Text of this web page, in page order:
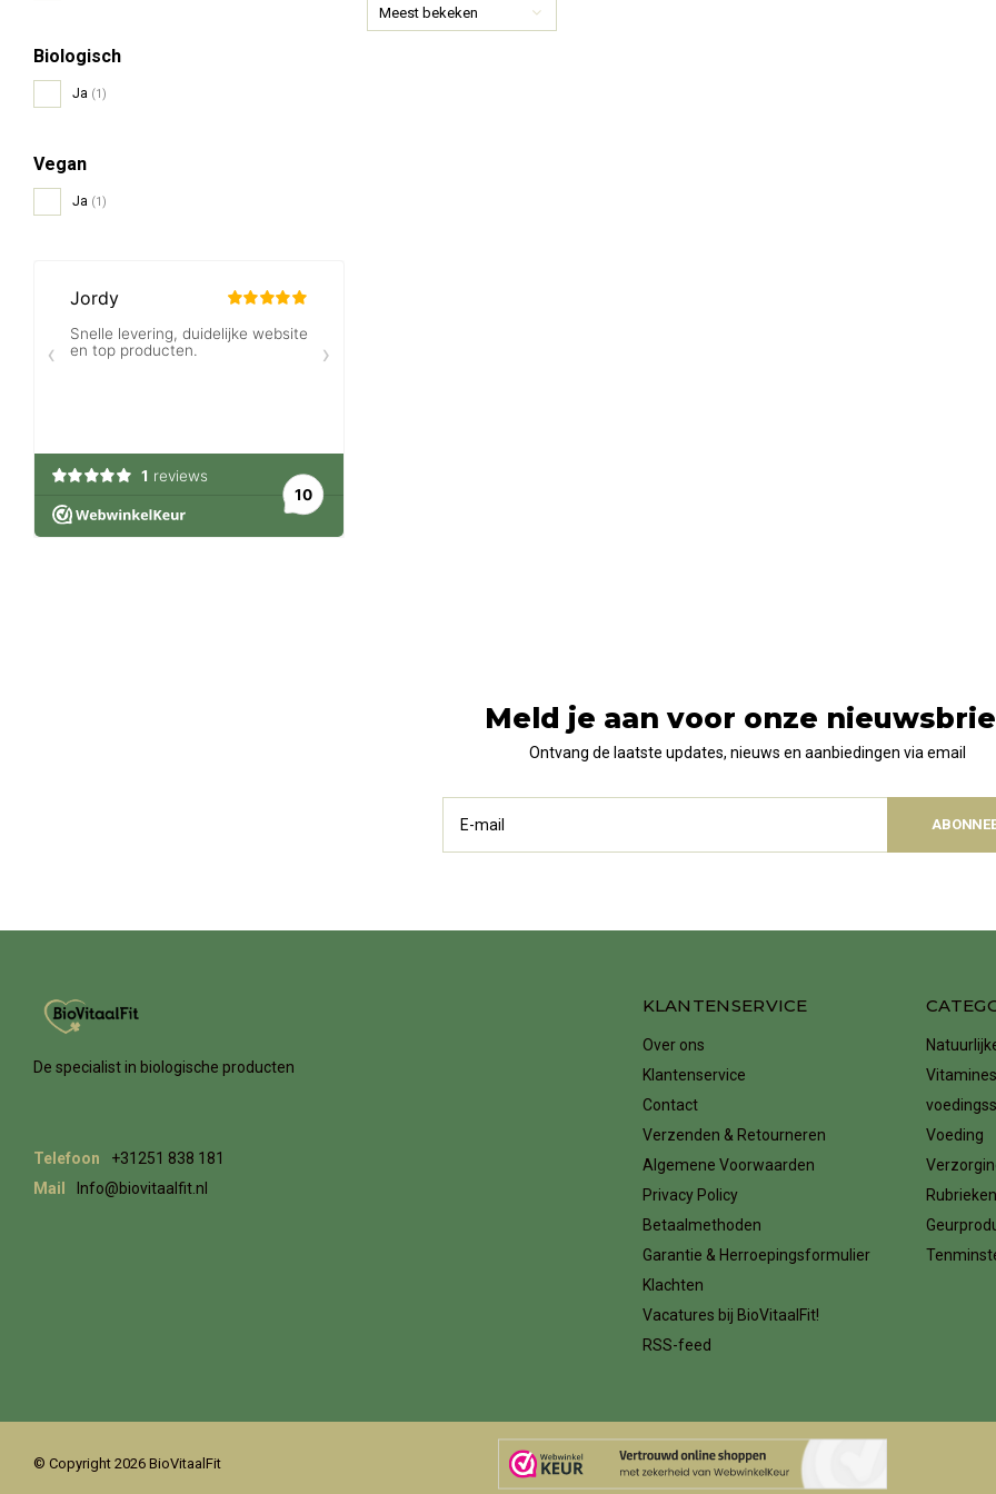
Biologisch
Ja (1)
Vegan
Ja (1)
Meest bekeken
Meld je aan voor onze
Ontvang de laatste updates, nieuws en aanbiedingen via email
De specialist in biologische producten
Telefoon
+31251 838 181
Mail
Info@biovitaalfit.nl
KLANTENSERVICE
Over ons
Klantenservice
Contact
Verzenden & Retourneren
Algemene Voorwaarden
Privacy Policy
Betaalmethoden
Garantie & Herroepingsformulier
Klachten
Vacatures bij BioVitaalFit!
RSS-feed
Voeding
Rubrieken
© Copyright 2026 BioVitaalFit